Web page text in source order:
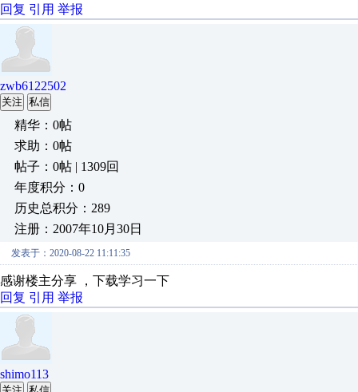
回复 引用 举报
zwb6122502
关注 私信
精华：0帖
求助：0帖
帖子：0帖 | 1309回
年度积分：0
历史总积分：289
注册：2007年10月30日
发表于：2020-08-22 11:11:35
感谢楼主分享 ，下载学习一下
回复 引用 举报
shimo113